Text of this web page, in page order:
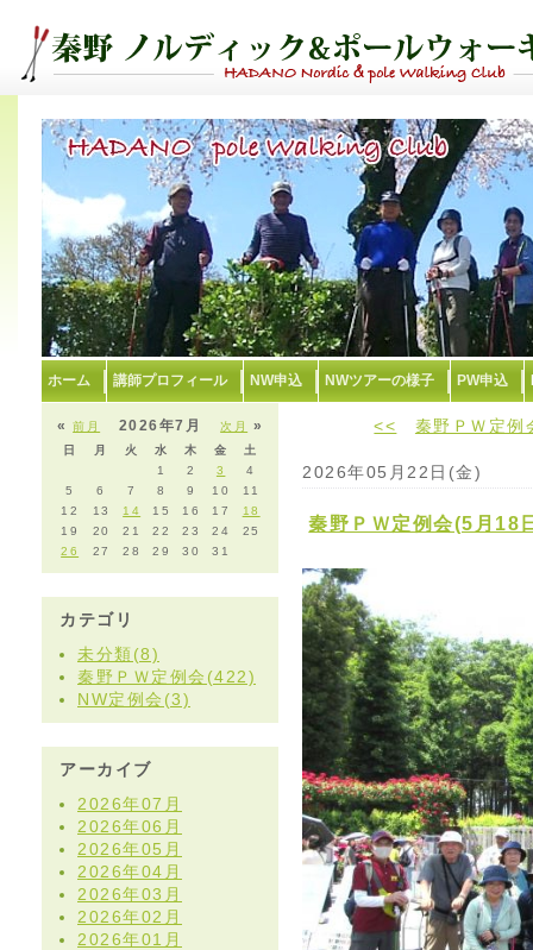
ホーム 講師プロフィール NW申込 NWツアーの様子 PW申込
«前月 次月 »
2026年7月
日 月 火 水 木 金
土
1
2 3
4
5
6 7 8 9 10
11
12
13 14 15 16 17
18
19
20 21 22 23 24
25
26
27 28 29 30 31
カテゴリ
未分類(8)
秦野ＰＷ定例会(422)
NW定例会(3)
アーカイブ
2026年07月
2026年06月
2026年05月
2026年04月
2026年03月
2026年02月
2026年01月
<< 秦野ＰＷ定
2026年05月22日(金)
秦野ＰＷ定例会(5月18